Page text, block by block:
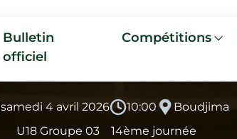
Bulletin
officiel
Compétitions
samedi 4 avril 2026 10:00
Boudjima
U18 Groupe 03
14ème journée